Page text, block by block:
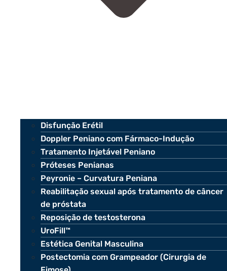
Disfunção Erétil
Doppler Peniano com Fármaco-Indução
Tratamento Injetável Peniano
Próteses Penianas
Peyronie – Curvatura Peniana
Reabilitação sexual após tratamento de câncer
de próstata
Reposição de testosterona
UroFill™
Estética Genital Masculina
Postectomia com Grampeador (Cirurgia de